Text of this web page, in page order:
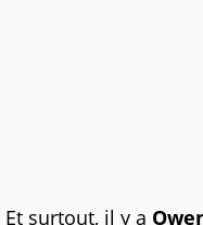
Et surtout, il y a